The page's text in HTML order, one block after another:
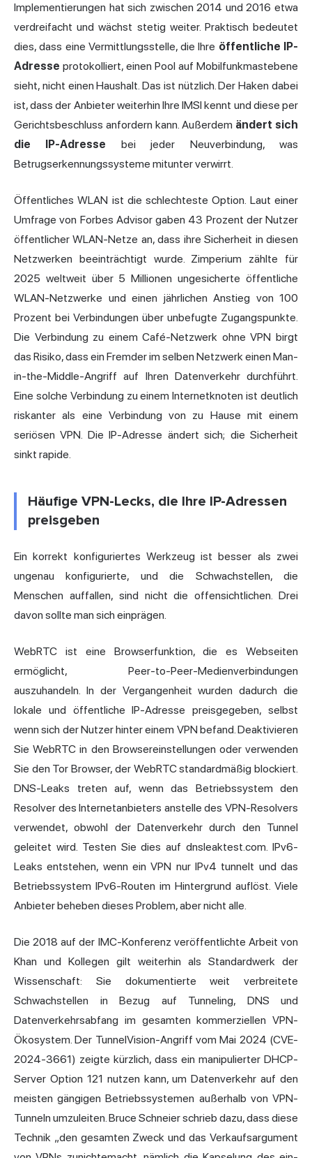
Implementierungen hat sich zwischen 2014 und 2016 etwa
verdreifacht und wächst stetig weiter. Praktisch bedeutet
dies, dass eine Vermittlungsstelle, die Ihre öffentliche IP-
Adresse protokolliert, einen Pool auf Mobilfunkmastebene
sieht, nicht einen Haushalt. Das ist nützlich. Der Haken dabei
ist, dass der Anbieter weiterhin Ihre IMSI kennt und diese per
Gerichtsbeschluss anfordern kann. Außerdem ändert sich
die IP-Adresse bei jeder Neuverbindung, was
Betrugserkennungssysteme mitunter verwirrt.
Öffentliches WLAN ist die schlechteste Option. Laut einer
Umfrage von Forbes Advisor gaben 43 Prozent der Nutzer
öffentlicher WLAN-Netze an, dass ihre Sicherheit in diesen
Netzwerken beeinträchtigt wurde. Zimperium zählte für
2025 weltweit über 5 Millionen ungesicherte öffentliche
WLAN-Netzwerke und einen jährlichen Anstieg von 100
Prozent bei Verbindungen über unbefugte Zugangspunkte.
Die Verbindung zu einem Café-Netzwerk ohne VPN birgt
das Risiko, dass ein Fremder im selben Netzwerk einen Man-
in-the-Middle-Angriff auf Ihren Datenverkehr durchführt.
Eine solche Verbindung zu einem Internetknoten ist deutlich
riskanter als eine Verbindung von zu Hause mit einem
seriösen VPN. Die IP-Adresse ändert sich; die Sicherheit
sinkt rapide.
Häufige VPN-Lecks, die Ihre IP-Adressen
preisgeben
Ein korrekt konfiguriertes Werkzeug ist besser als zwei
ungenau konfigurierte, und die Schwachstellen, die
Menschen auffallen, sind nicht die offensichtlichen. Drei
davon sollte man sich einprägen.
WebRTC ist eine Browserfunktion, die es Webseiten
ermöglicht, Peer-to-Peer-Medienverbindungen
auszuhandeln. In der Vergangenheit wurden dadurch die
lokale und öffentliche IP-Adresse preisgegeben, selbst
wenn sich der Nutzer hinter einem VPN befand. Deaktivieren
Sie WebRTC in den Browsereinstellungen oder verwenden
Sie den Tor Browser, der WebRTC standardmäßig blockiert.
DNS-Leaks treten auf, wenn das Betriebssystem den
Resolver des Internetanbieters anstelle des VPN-Resolvers
verwendet, obwohl der Datenverkehr durch den Tunnel
geleitet wird. Testen Sie dies auf dnsleaktest.com. IPv6-
Leaks entstehen, wenn ein VPN nur IPv4 tunnelt und das
Betriebssystem IPv6-Routen im Hintergrund auflöst. Viele
Anbieter beheben dieses Problem, aber nicht alle.
Die 2018 auf der IMC-Konferenz veröffentlichte Arbeit von
Khan und Kollegen gilt weiterhin als Standardwerk der
Wissenschaft: Sie dokumentierte weit verbreitete
Schwachstellen in Bezug auf Tunneling, DNS und
Datenverkehrsabfang im gesamten kommerziellen VPN-
Ökosystem. Der TunnelVision-Angriff vom Mai 2024 (CVE-
2024-3661) zeigte kürzlich, dass ein manipulierter DHCP-
Server Option 121 nutzen kann, um Datenverkehr auf den
meisten gängigen Betriebssystemen außerhalb von VPN-
Tunneln umzuleiten. Bruce Schneier schrieb dazu, dass diese
Technik „den gesamten Zweck und das Verkaufsargument